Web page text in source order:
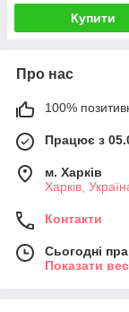
Купити
Про нас
100%
Працює з
м. Харків
Харків,
Контакти
Сьогодні
Показати